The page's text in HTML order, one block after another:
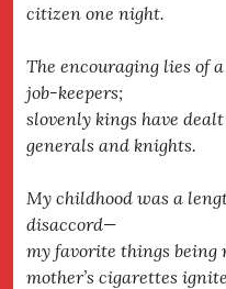
citizen one night.
The encouraging lies of
job-keepers;
slovenly kings have
generals and knights.
My childhood was a
disaccord—
my favorite things
mother’s cigarettes